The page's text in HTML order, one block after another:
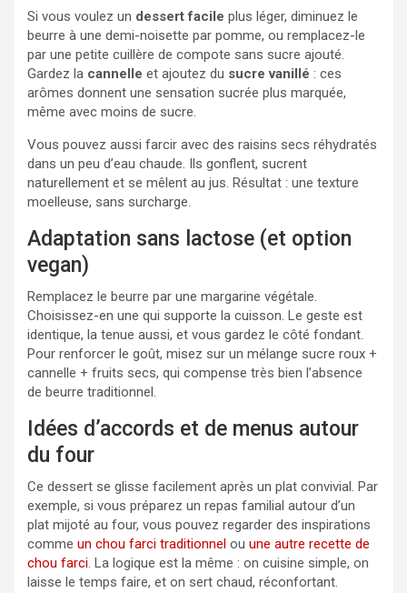
Si vous voulez un dessert facile plus léger, diminuez le
beurre à une demi-noisette par pomme, ou remplacez-le
par une petite cuillère de compote sans sucre ajouté.
Gardez la cannelle et ajoutez du sucre vanillé : ces
arômes donnent une sensation sucrée plus marquée,
même avec moins de sucre.
Vous pouvez aussi farcir avec des raisins secs réhydratés
dans un peu d’eau chaude. Ils gonflent, sucrent
naturellement et se mêlent au jus. Résultat : une texture
moelleuse, sans surcharge.
Adaptation sans lactose (et option
vegan)
Remplacez le beurre par une margarine végétale.
Choisissez-en une qui supporte la cuisson. Le geste est
identique, la tenue aussi, et vous gardez le côté fondant.
Pour renforcer le goût, misez sur un mélange sucre roux +
cannelle + fruits secs, qui compense très bien l’absence
de beurre traditionnel.
Idées d’accords et de menus autour
du four
Ce dessert se glisse facilement après un plat convivial. Par
exemple, si vous préparez un repas familial autour d’un
plat mijoté au four, vous pouvez regarder des inspirations
comme un chou farci traditionnel ou une autre recette de
chou farci. La logique est la même : on cuisine simple, on
laisse le temps faire, et on sert chaud, réconfortant.